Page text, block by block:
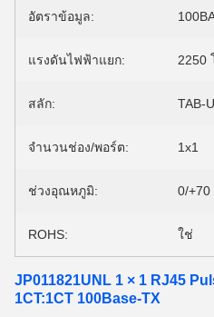
อัตราข้อมูล:
แรงดันไฟฟ้าแยก: 2250
สลัก: TAB-
จำนวนช่อง/พอร์ต: 1x1
ช่วงอุณหภูมิ: 0/+70
ROHS: ใช่
JP011821UNL 1 × 1 RJ45
1CT:1CT 100Base-TX